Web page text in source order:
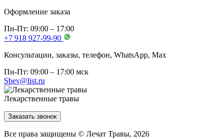
Оформление заказа
Пн-Пт: 09:00 – 17:00
+7 918 927-99-90
Консультации, заказы, телефон, WhatsApp, Мах
Пн-Пт: 09:00 – 17:00 мск
Sbev@list.ru
Лекарственные травы
Заказать звонок
Все права защищены © Лечат Травы, 2026